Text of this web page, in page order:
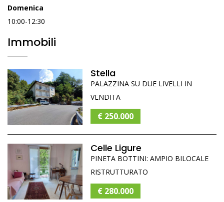
Domenica
10:00-12:30
Immobili
Stella
PALAZZINA SU DUE LIVELLI IN
VENDITA
€ 250.000
Celle Ligure
PINETA BOTTINI: AMPIO BILOCALE
RISTRUTTURATO
€ 280.000